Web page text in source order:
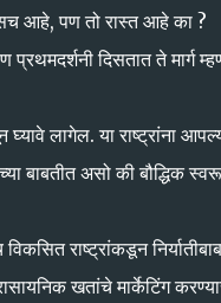
आहे, पण तो रास्त आहे का ?
दिसतात ते मार्ग
लागेल. या राष्ट्रांना
बाबतीत असो की बौद्धिक
राष्ट्रांकडून
खतांचे मार्केटिंग